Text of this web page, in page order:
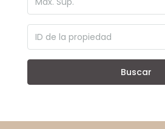
Buscar